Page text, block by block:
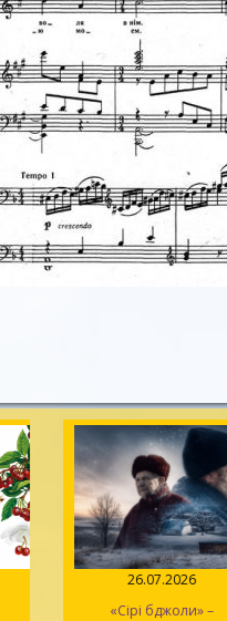
26.07.2026
«Сірі бджоли» –